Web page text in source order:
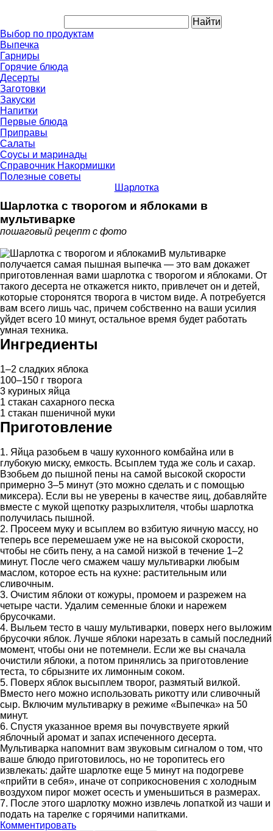
Выбор по продуктам
Выпечка
Гарниры
Горячие блюда
Десерты
Заготовки
Закуски
Напитки
Первые блюда
Приправы
Салаты
Соусы и маринады
Справочник Накормишки
Полезные советы
Шарлотка
Шарлотка с творогом и яблоками в
мультиварке
пошаговый рецепт с фото
В мультиварке
получается самая пышная выпечка — это вам докажет
приготовленная вами шарлотка с творогом и яблоками. От
такого десерта не откажется никто, привлечет он и детей,
которые сторонятся творога в чистом виде. А потребуется
вам всего лишь час, причем собственно на ваши усилия
уйдет всего 10 минут, остальное время будет работать
умная техника.
Ингредиенты
1–2 сладких яблока
100–150 г творога
3 куриных яйца
1 стакан сахарного песка
1 стакан пшеничной муки
Приготовление
1. Яйца разобьем в чашу кухонного комбайна или в
глубокую миску, емкость. Всыплем туда же соль и сахар.
Взобьем до пышной пены на самой высокой скорости
примерно 3–5 минут (это можно сделать и с помощью
миксера). Если вы не уверены в качестве яиц, добавляйте
вместе с мукой щепотку разрыхлителя, чтобы шарлотка
получилась пышной.
2. Просеем муку и всыплем во взбитую яичную массу, но
теперь все перемешаем уже не на высокой скорости,
чтобы не сбить пену, а на самой низкой в течение 1–2
минут. После чего смажем чашу мультиварки любым
маслом, которое есть на кухне: растительным или
сливочным.
3. Очистим яблоки от кожуры, промоем и разрежем на
четыре части. Удалим семенные блоки и нарежем
брусочками.
4. Выльем тесто в чашу мультиварки, поверх него выложим
брусочки яблок. Лучше яблоки нарезать в самый последний
момент, чтобы они не потемнели. Если же вы сначала
очистили яблоки, а потом принялись за приготовление
теста, то сбрызните их лимонным соком.
5. Поверх яблок высыплем творог, размятый вилкой.
Вместо него можно использовать рикотту или сливочный
сыр. Включим мультиварку в режиме «Выпечка» на 50
минут.
6. Спустя указанное время вы почувствуете яркий
яблочный аромат и запах испеченного десерта.
Мультиварка напомнит вам звуковым сигналом о том, что
ваше блюдо приготовилось, но не торопитесь его
извлекать: дайте шарлотке еще 5 минут на подогреве
«прийти в себя», иначе от соприкосновения с холодным
воздухом пирог может осесть и уменьшиться в размерах.
7. После этого шарлотку можно извлечь лопаткой из чаши и
подать на тарелке с горячими напитками.
Комментировать